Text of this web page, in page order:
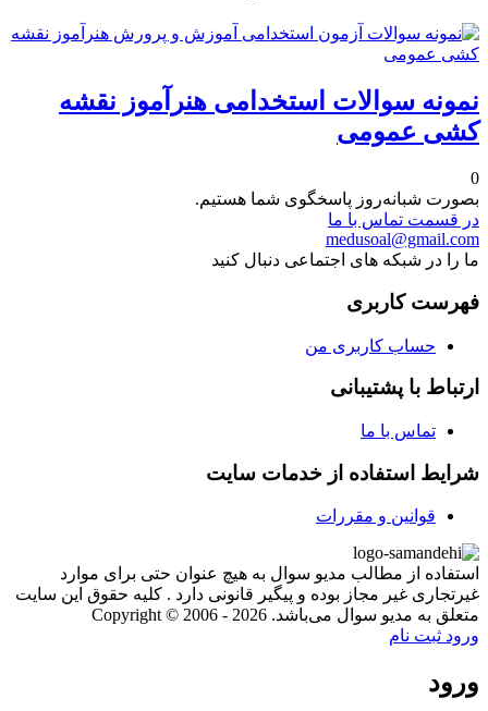
نمونه سوالات استخدامی هنرآموز نقشه
کشی عمومی
0
بصورت شبانه‌روز پاسخگوی شما هستیم.
در قسمت تماس با ما
medusoal@gmail.com
ما را در شبکه های اجتماعی دنبال کنید
فهرست کاربری
حساب کاربری من
ارتباط با پشتیبانی
تماس با ما
شرایط استفاده از خدمات سایت
قوانین و مقررات
استفاده از مطالب مدیو سوال به هیچ عنوان حتی برای موارد
غیرتجاری غیر مجاز بوده و پیگیر قانونی دارد . کلیه حقوق این سایت
متعلق به مدیو سوال می‌باشد. Copyright © 2006 - 2026
ورود ثبت نام
ورود